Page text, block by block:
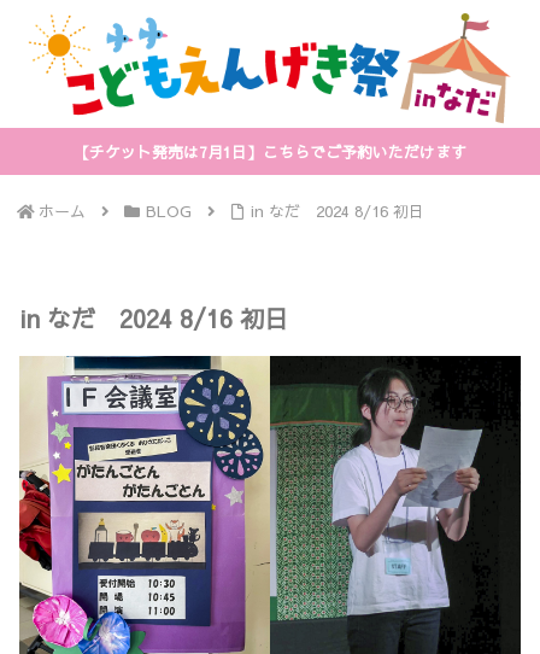
【チケット発売は7月1日】こちらでご予約いただけます
ホーム BLOG in なだ 2024 8/16 初日
in なだ 2024 8/16 初日